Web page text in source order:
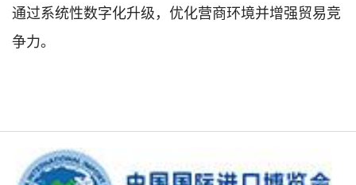
通过系统性数字化升级，优化营商环境并增强贸易竞
争力。